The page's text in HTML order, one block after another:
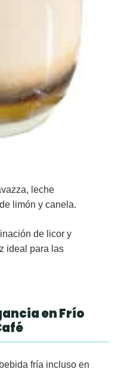
leche
limón y canela.
de licor y
ideal para las
en Frío
fría incluso en